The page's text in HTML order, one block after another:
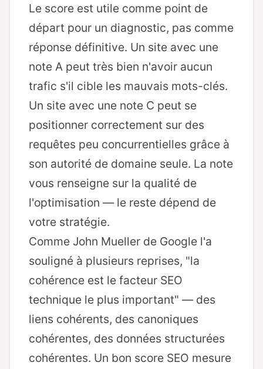
Le score est utile comme point de
départ pour un diagnostic, pas comme
réponse définitive. Un site avec une
note A peut très bien n'avoir aucun
trafic s'il cible les mauvais mots-clés.
Un site avec une note C peut se
positionner correctement sur des
requêtes peu concurrentielles grâce à
son autorité de domaine seule. La note
vous renseigne sur la qualité de
l'optimisation — le reste dépend de
votre stratégie.
Comme John Mueller de Google l'a
souligné à plusieurs reprises, "la
cohérence est le facteur SEO
technique le plus important" — des
liens cohérents, des canoniques
cohérentes, des données structurées
cohérentes. Un bon score SEO mesure